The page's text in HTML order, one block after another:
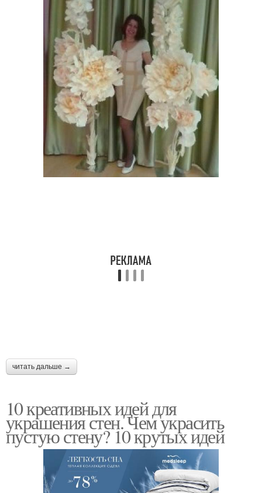
читать дальше →
10 креативных идей для
украшения стен. Чем украсить
пустую стену? 10 крутых идей